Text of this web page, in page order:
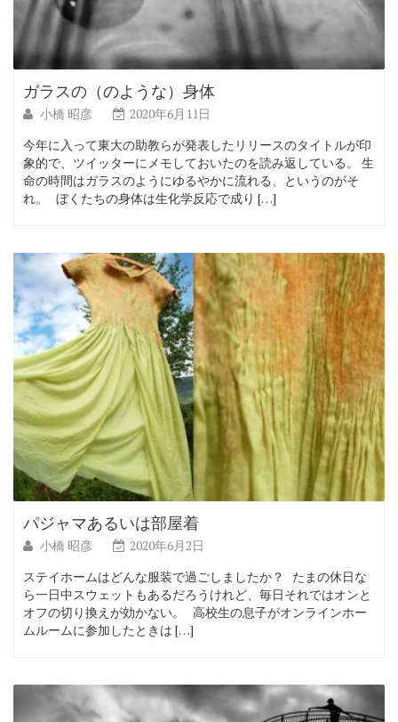
ガラスの（のような）身体
小橋 昭彦
2020年6月11日
今年に入って東大の助教らが発表したリリースのタイトルが印
象的で、ツイッターにメモしておいたのを読み返している。 生
命の時間はガラスのようにゆるやかに流れる、というのがそ
れ。 ぼくたちの身体は生化学反応で成り […]
パジャマあるいは部屋着
小橋 昭彦
2020年6月2日
ステイホームはどんな服装で過ごしましたか？ たまの休日な
ら一日中スウェットもあるだろうけれど、毎日それではオンと
オフの切り換えが効かない。 高校生の息子がオンラインホー
ムルームに参加したときは […]